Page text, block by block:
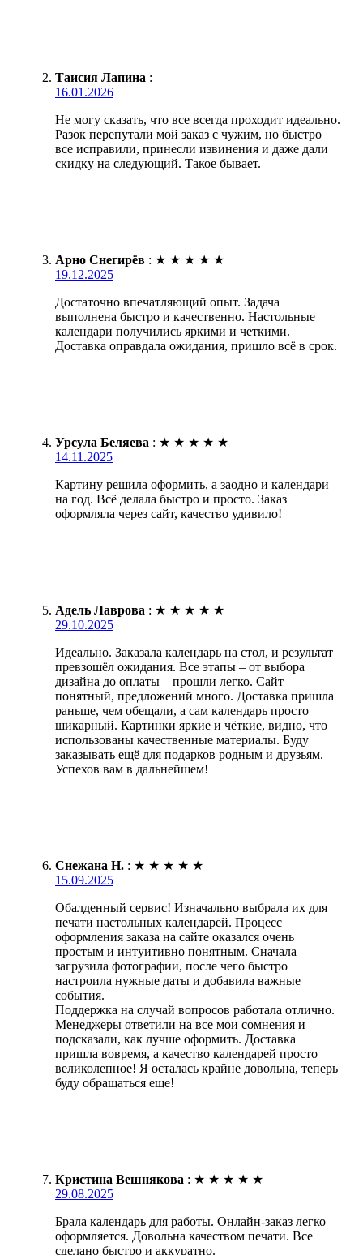
Таисия Лапина :
16.01.2026
Не могу сказать, что все всегда проходит идеально.
Разок перепутали мой заказ с чужим, но быстро
все исправили, принесли извинения и даже дали
скидку на следующий. Такое бывает.
Арно Снегирёв : ★ ★ ★ ★ ★
19.12.2025
Достаточно впечатляющий опыт. Задача
выполнена быстро и качественно. Настольные
календари получились яркими и четкими.
Доставка оправдала ожидания, пришло всё в срок.
Урсула Беляева : ★ ★ ★ ★ ★
14.11.2025
Картину решила оформить, а заодно и календари
на год. Всё делала быстро и просто. Заказ
оформляла через сайт, качество удивило!
Адель Лаврова : ★ ★ ★ ★ ★
29.10.2025
Идеально. Заказала календарь на стол, и результат
превзошёл ожидания. Все этапы – от выбора
дизайна до оплаты – прошли легко. Сайт
понятный, предложений много. Доставка пришла
раньше, чем обещали, а сам календарь просто
шикарный. Картинки яркие и чёткие, видно, что
использованы качественные материалы. Буду
заказывать ещё для подарков родным и друзьям.
Успехов вам в дальнейшем!
Снежана Н. : ★ ★ ★ ★ ★
15.09.2025
Обалденный сервис! Изначально выбрала их для
печати настольных календарей. Процесс
оформления заказа на сайте оказался очень
простым и интуитивно понятным. Сначала
загрузила фотографии, после чего быстро
настроила нужные даты и добавила важные
события.
Поддержка на случай вопросов работала отлично.
Менеджеры ответили на все мои сомнения и
подсказали, как лучше оформить. Доставка
пришла вовремя, а качество календарей просто
великолепное! Я осталась крайне довольна, теперь
буду обращаться еще!
Кристина Вешнякова : ★ ★ ★ ★ ★
29.08.2025
Брала календарь для работы. Онлайн-заказ легко
оформляется. Довольна качеством печати. Все
сделано быстро и аккуратно.